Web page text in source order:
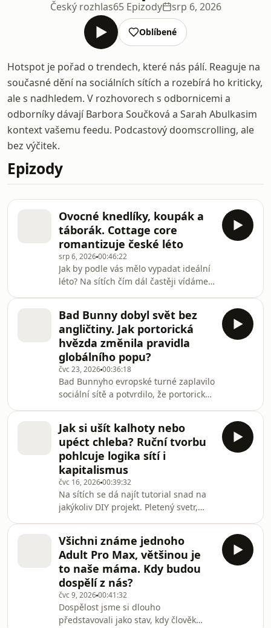
Český rozhlas65 Epizody srp 6, 2026
Oblíbené
Hotspot je pořad o trendech, které nás pálí. Reaguje na
současné dění na sociálních sítích a rozebírá ho kriticky,
ale s nadhledem. V rozhovorech s odbornicemi a
odborníky dávají Barbora Součková a Sarah Abulkasim
kontext vašemu feedu. Podcastový doomscrolling, ale
bez výčitek.
Epizody
Ovocné knedlíky, koupák a
táborák. Cottage core
romantizuje české léto
srp 6, 202600:46:22
Jak by podle vás mělo vypadat ideální
léto? Na sítích čím dál častěji vídáme,
u babičky na chalupě, s ovocnými
knedlíky nebo na koupališti.
Instagramová estetika cottage coru a
czech summer coru ale letní měsíce
úspěšně idealizuje a vytěsňuje z nich
mnoho zásadního.Všechny díly
podcastu Hotspot můžete pohodlně
poslouchat v mobil
Bad Bunny dobyl svět bez
angličtiny. Jak portorická
hvězda změnila pravidla
globálního popu?
čvc 23, 202600:36:18
Bad Bunnyho evropské turné zaplavilo
sociální sítě a potvrdilo, že portorický
globální úspěch přitom nestojí na
přijetí pravidel anglofonního
mainstreamu, ale na španělštině,
portorické identitě a otevřeně
politické tvorbě. Nový díl Hotspotu
zkoumá, proč právě tahle
neústupnost oslovila celý svět.Všechny
díly podcastu Hotspot může
Jak si ušít kalhoty nebo
upéct chleba? Ruční tvorbu
pohlcuje logika sítí i
kapitalismus
čvc 16, 202600:39:32
Na sítích se dá najít tutorial snad na
jakýkoliv DIY projekt. Pletený svetr,
TikToku najdeme inspiraci snad na
cokoliv. Nový Hotspot se tak věnuje
tomu, proč máme potřebu něco tvořit.
Zajímá se o ruční práce díky sociálním
sítím víc lidí a jsou DIY projekty z
reelsek skutečně slow?Všechny díly
podcastu Hotspot můžete pohodlně
Všichni známe jednoho
Adult Pro Max, většinou je
to naše máma. Kdy budou
dospělí z nás?
čvc 9, 202600:41:32
Dospělost jsme si dlouho
představovali jako stav, kdy člověk